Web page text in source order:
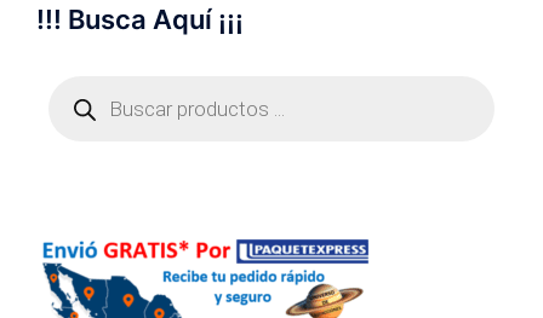
!!! Busca Aquí ¡¡¡
productos